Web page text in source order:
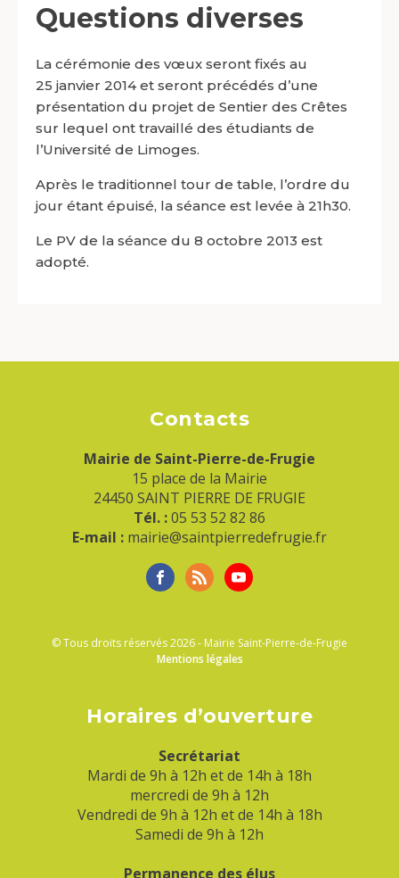
Questions diverses
La cérémonie des vœux seront fixés au
25 janvier 2014 et seront précédés d’une
présentation du projet de Sentier des Crêtes
sur lequel ont travaillé des étudiants de
l’Université de Limoges.
Après le traditionnel tour de table, l’ordre du
jour étant épuisé, la séance est levée à 21h30.
Le PV de la séance du 8 octobre 2013 est
adopté.
Contacts
Mairie de Saint-Pierre-de-Frugie
15 place de la Mairie
24450 SAINT PIERRE DE FRUGIE
Tél. :05 53 52 82 86
E-mail : mairie@saintpierredefrugie.fr
© Tous droits réservés 2026 - Mairie Saint-Pierre-de-Frugie
Mentions légales
Horaires d’ouverture
Secrétariat
Mardi de 9h à 12h et de 14h à 18h
mercredi de 9h à 12h
Vendredi de 9h à 12h et de 14h à 18h
Samedi de 9h à 12h
Permanence des élus